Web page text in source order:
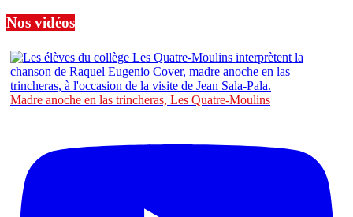
Nos vidéos
Madre anoche en las trincheras, Les Quatre-Moulins